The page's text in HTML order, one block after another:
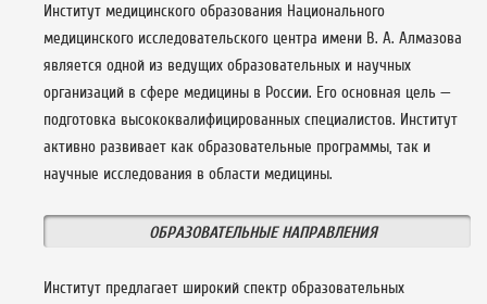
Институт медицинского образования Национального
медицинского исследовательского центра имени В. А. Алмазова
является одной из ведущих образовательных и научных
организаций в сфере медицины в России. Его основная цель —
подготовка высококвалифицированных специалистов. Институт
активно развивает как образовательные программы, так и
научные исследования в области медицины.
ОБРАЗОВАТЕЛЬНЫЕ НАПРАВЛЕНИЯ
Институт предлагает широкий спектр образовательных